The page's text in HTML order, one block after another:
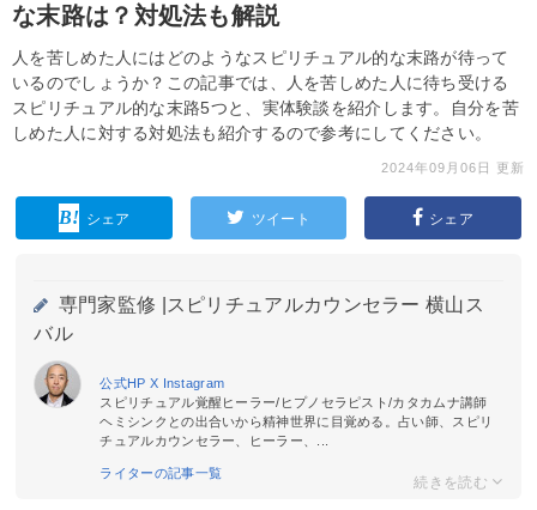
な末路は？対処法も解説
人を苦しめた人にはどのようなスピリチュアル的な末路が待って
いるのでしょうか？この記事では、人を苦しめた人に待ち受ける
スピリチュアル的な末路5つと、実体験談を紹介します。自分を苦
しめた人に対する対処法も紹介するので参考にしてください。
2024年09月06日 更新
シェア ツイート シェア
専門家監修 |
スピリチュアルカウンセラー 横山ス
バル
公式HP X Instagram
スピリチュアル覚醒ヒーラー/ヒプノセラピスト/カタカムナ講師
ヘミシンクとの出合いから精神世界に目覚める。占い師、スピリ
チュアルカウンセラー、ヒーラー、...
ライターの記事一覧